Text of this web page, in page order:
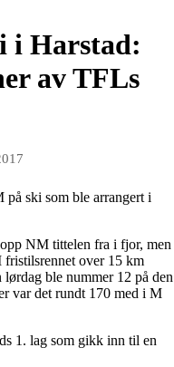
i Harstad:
av TFLs
ski som ble arrangert i
NM tittelen fra i fjor, men
fristilsrennet over 15 km
ble nummer 12 på den
var det rundt 170 med i M
1. lag som gikk inn til en